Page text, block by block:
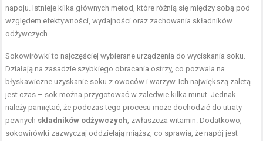
napoju. Istnieje kilka głównych metod, które różnią się między sobą pod
względem efektywności, wydajności oraz zachowania składników
odżywczych.
Sokowirówki to najczęściej wybierane urządzenia do wyciskania soku.
Działają na zasadzie szybkiego obracania ostrzy, co pozwala na
błyskawiczne uzyskanie soku z owoców i warzyw. Ich największą zaletą
jest czas – sok można przygotować w zaledwie kilka minut. Jednak
należy pamiętać, że podczas tego procesu może dochodzić do utraty
pewnych składników odżywczych, zwłaszcza witamin. Dodatkowo,
sokowirówki zazwyczaj oddzielają miąższ, co sprawia, że napój jest